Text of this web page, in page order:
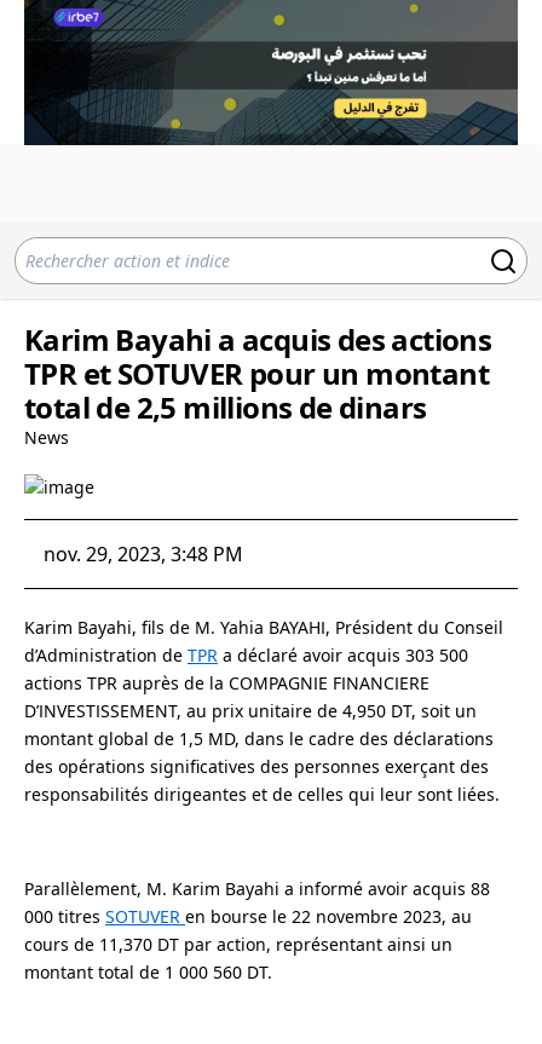
Karim Bayahi a acquis des actions
TPR et SOTUVER pour un montant
total de 2,5 millions de dinars
News
nov. 29, 2023, 3:48 PM
Karim Bayahi, fils de M. Yahia BAYAHI, Président du Conseil
d’Administration de TPR a déclaré avoir acquis 303 500
actions TPR auprès de la COMPAGNIE FINANCIERE
D’INVESTISSEMENT, au prix unitaire de 4,950 DT, soit un
montant global de 1,5 MD, dans le cadre des déclarations
des opérations significatives des personnes exerçant des
responsabilités dirigeantes et de celles qui leur sont liées.
Parallèlement, M. Karim Bayahi a informé avoir acquis 88
000 titres SOTUVER en bourse le 22 novembre 2023, au
cours de 11,370 DT par action, représentant ainsi un
montant total de 1 000 560 DT.